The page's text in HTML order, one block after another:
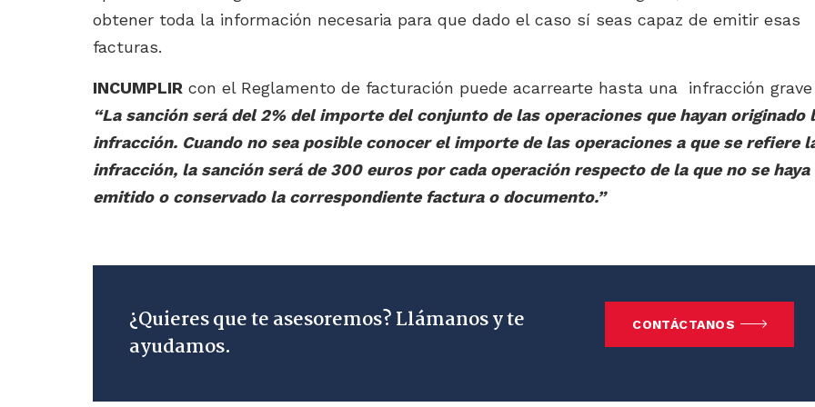
obtener toda la información necesaria para que dado el caso sí seas capaz de emitir esas
facturas.
INCUMPLIR con el Reglamento de facturación puede acarrearte hasta una infracción grave
“La sanción será del 2% del importe del conjunto de las operaciones que hayan originado
infracción. Cuando no sea posible conocer el importe de las operaciones a que se refiere
infracción, la sanción será de 300 euros por cada operación respecto de la que no se haya
emitido o conservado la correspondiente factura o documento.”
¿Quieres que te asesoremos? Llámanos y te
ayudamos.
CONTÁCTANOS